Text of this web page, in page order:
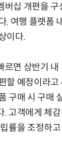
버십 개편을
. 여행 플랫폼
이다.
르면 상반기
할 예정이라
구매 시 구매
. 고객에게 체
률을 조정하